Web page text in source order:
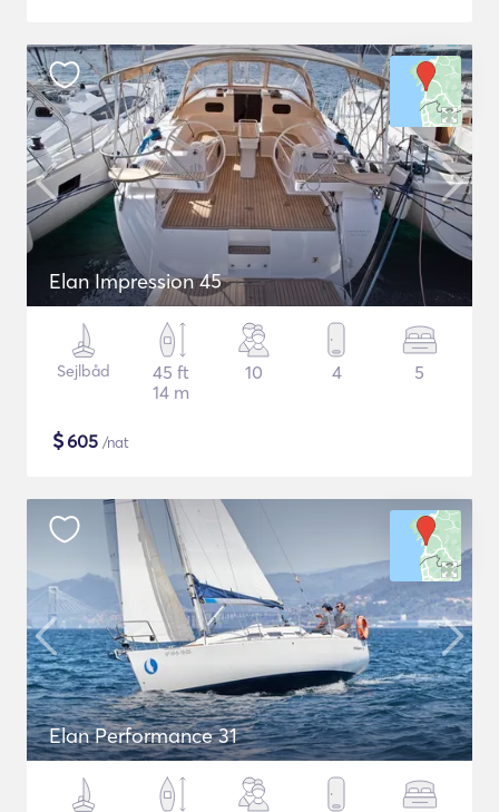
Elan Impression 45
Sejlbåd
45 ft
14 m
10 4 5
$605 /nat
Elan Performance 31